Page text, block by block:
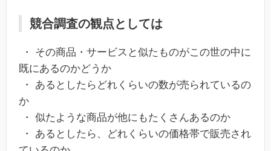
競合調査の観点としては
・ その商品・サービスと似たものがこの世の中に
既にあるのかどうか
・ あるとしたらどれくらいの数が売られているの
か
・ 似たような商品が他にもたくさんあるのか
・ あるとしたら、どれくらいの価格帯で販売され